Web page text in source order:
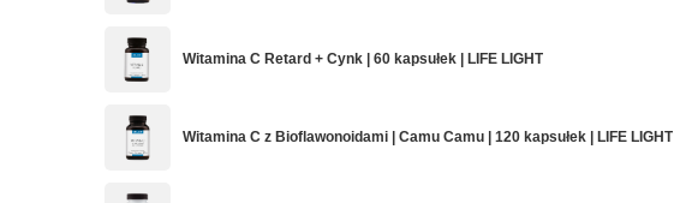
Witamina C Retard + Cynk | 60 kapsułek | LIFE LIGHT
Witamina C z Bioflawonoidami | Camu Camu | 120 kapsułek | LIFE LIGHT